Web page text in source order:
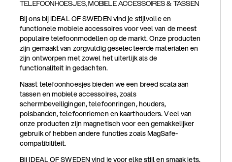
TELEFOONHOESJES, MOBIELE ACCESSOIRES & TASSEN
Bij ons bij IDEAL OF SWEDEN vind je stijlvolle en
functionele mobiele accessoires voor veel van de meest
populaire telefoonmodellen op de markt. Onze producten
zijn gemaakt van zorgvuldig geselecteerde materialen en
zijn ontworpen met zowel het uiterlijk als de
functionaliteit in gedachten.
Naast telefoonhoesjes bieden we een breed scala aan
tassen en mobiele accessoires, zoals
schermbeveiligingen, telefoonringen, houders,
polsbanden, telefoonriemen en kaarthouders. Veel van
onze producten zijn magnetisch voor een gemakkelijker
gebruik of hebben andere functies zoals MagSafe-
compatibiliteit.
Bij IDEAL OF SWEDEN vind je voor elke stijl en smaak iets.